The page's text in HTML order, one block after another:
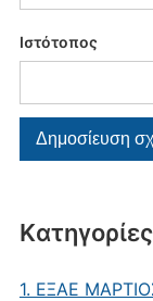
Kατηγορίες
1. ΕΞΑΕ
Ιστότοπος